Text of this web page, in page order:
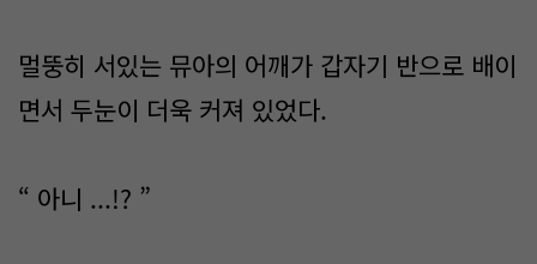
멀뚱히 서있는 뮤아의 어깨가 갑자기 반으로 배이
면서 두눈이 더욱 커져 있었다.
“ 아니 ...!? ”